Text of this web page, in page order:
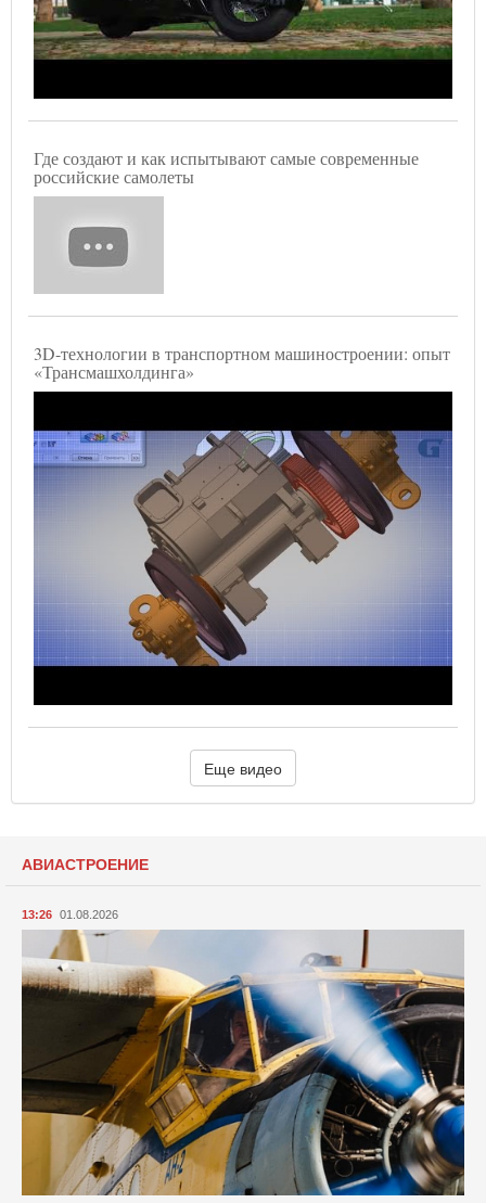
Где создают и как испытывают самые современные
российские самолеты
3D-технологии в транспортном машиностроении: опыт
«Трансмашхолдинга»
Еще видео
АВИАСТРОЕНИЕ
13:26 01.08.2026